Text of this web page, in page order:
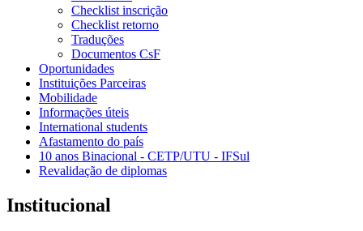
Checklist inscrição
Checklist retorno
Traduções
Documentos CsF
Oportunidades
Instituições Parceiras
Mobilidade
Informações úteis
International students
Afastamento do país
10 anos Binacional - CETP/UTU - IFSul
Revalidação de diplomas
Institucional